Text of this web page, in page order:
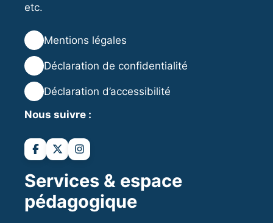
etc.
Mentions légales
Déclaration de confidentialité
Déclaration d’accessibilité
Nous suivre :
Services & espace
pédagogique